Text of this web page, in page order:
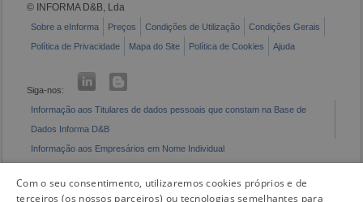
© INFORMA D&B, Lda
Sobre a eInforma Preços Condições de Utilização
Condições Gerais
Política de Privacidade
Mapa do Site Política de Cookies Ajuda
Siga-nos:
Informação aos Titulares de dados pessoais que constam na Base de
Dados Informa D&B
Informação aos Empresários em Nome Individual
Com o seu consentimento, utilizaremos cookies próprios e de
terceiros (os nossos parceiros) ou tecnologias semelhantes para